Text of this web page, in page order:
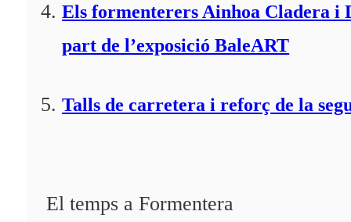
Els formenterers Ainhoa Cladera i
part de l’exposició BaleART
Talls de carretera i reforç de la
El temps a Formentera